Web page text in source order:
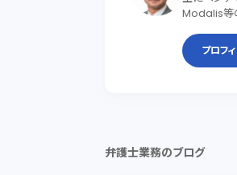
Modalis等
プロフ
弁護士業務のブログ